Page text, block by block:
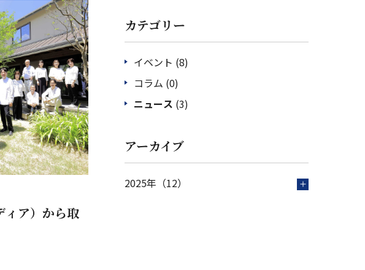
ィア）から取
カテゴリー
イベント (8)
コラム (0)
ニュース (3)
アーカイブ
2025年（12）